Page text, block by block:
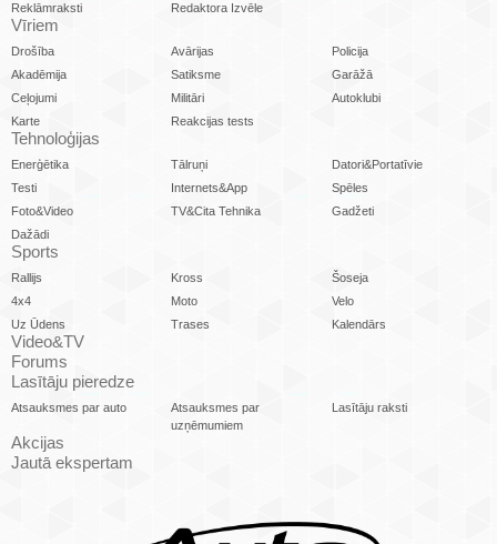
Reklāmraksti
Redaktora Izvēle
Vīriem
Drošība Avārijas
Policija
Akadēmija
Satiksme
Garāžā
Ceļojumi
Militāri
Autoklubi
Karte
Reakcijas tests
Tehnoloģijas
Enerģētika Tālruņi
Datori&Portatīvie
Testi
Internets&App
Spēles
Foto&Video
TV&Cita Tehnika
Gadžeti
Dažādi
Sports
Rallijs Kross
Šoseja
4x4
Moto
Velo
Uz Ūdens
Trases Kalendārs
Video&TV
Forums
Lasītāju pieredze
Atsauksmes par auto
Atsauksmes par
uzņēmumiem
Lasītāju raksti
Akcijas
Jautā ekspertam